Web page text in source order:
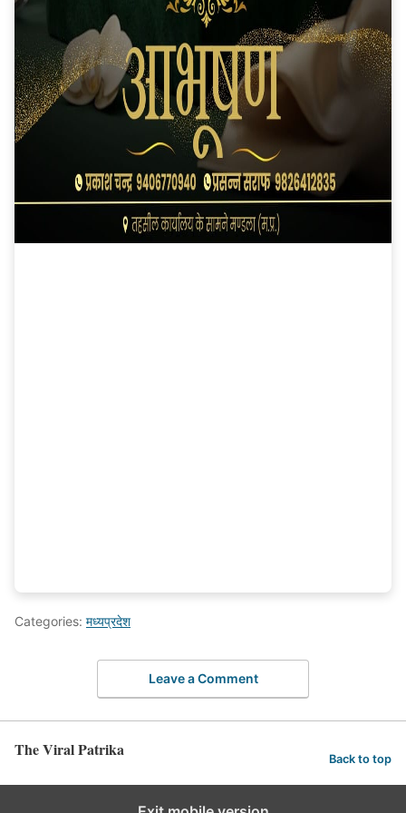
Categories: मध्यप्रदेश
Leave a Comment
The Viral Patrika Back to top